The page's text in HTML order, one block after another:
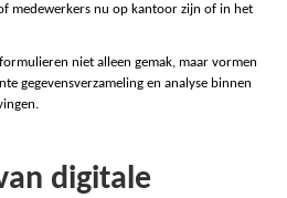
medewerkers nu op kantoor zijn of in het
niet alleen gemak, maar vormen
gegevensverzameling en analyse binnen
digitale